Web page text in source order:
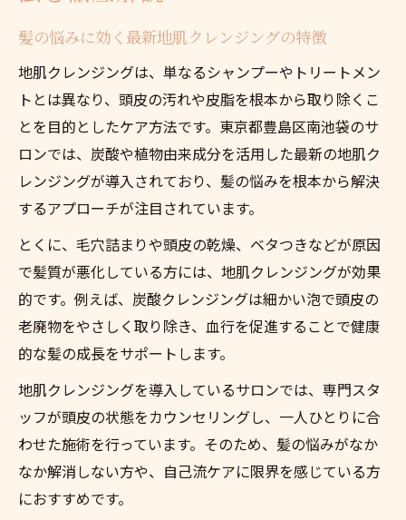
髪の悩みに効く最新地肌クレンジングの特徴
地肌クレンジングは、単なるシャンプーやトリートメン
トとは異なり、頭皮の汚れや皮脂を根本から取り除くこ
とを目的としたケア方法です。東京都豊島区南池袋のサ
ロンでは、炭酸や植物由来成分を活用した最新の地肌ク
レンジングが導入されており、髪の悩みを根本から解決
するアプローチが注目されています。
とくに、毛穴詰まりや頭皮の乾燥、ベタつきなどが原因
で髪質が悪化している方には、地肌クレンジングが効果
的です。例えば、炭酸クレンジングは細かい泡で頭皮の
老廃物をやさしく取り除き、血行を促進することで健康
的な髪の成長をサポートします。
地肌クレンジングを導入しているサロンでは、専門スタ
ッフが頭皮の状態をカウンセリングし、一人ひとりに合
わせた施術を行っています。そのため、髪の悩みがなか
なか解消しない方や、自己流ケアに限界を感じている方
におすすめです。